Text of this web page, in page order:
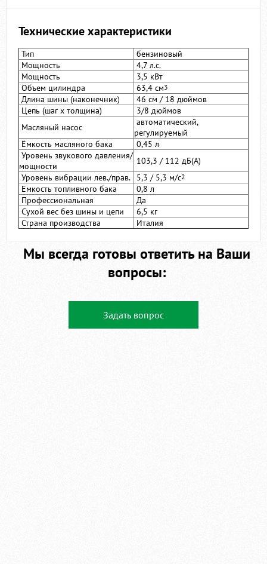
Технические характеристики
Тип
бензиновый
Мощность
4,7 л.с.
Мощность
3,5 кВт
Объем цилиндра
63,4 см3
Длина шины (наконечник)
46 см / 18 дюймов
Цепь (шаг х толщина)
3/8 дюймов
Масляный насос
автоматический,
регулируемый
Ёмкость масляного бака
0,45 л
Уровень звукового давления/
мощности
103,3 / 112 дБ(А)
Уровень вибрации лев./прав.
5,3 / 5,3 м/с2
Емкость топливного бака
0,8 л
Профессиональная
Да
Сухой вес без шины и цепи
6,5 кг
Страна производства
Италия
Мы всегда готовы ответить на Ваши
вопросы:
Задать вопрос